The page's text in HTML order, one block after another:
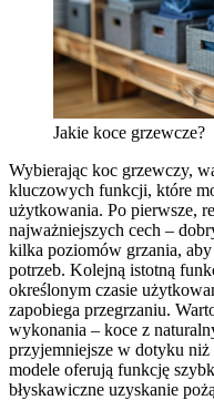
Jakie koce grzewcze?
Wybierając koc grzewczy,
kluczowych funkcji, które
użytkowania. Po pierwsze,
najważniejszych cech –
kilka poziomów grzania,
potrzeb. Kolejną istotną
określonym czasie
zapobiega przegrzaniu.
wykonania – koce z
przyjemniejsze w dotyku
modele oferują funkcję
błyskawiczne uzyskanie